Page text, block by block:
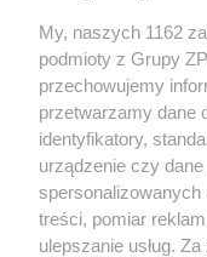
Żaden utwór
rozpowszechniany lub
tym także elektroniczny
eksploatacji w
bez pisemnej zgody
wykorzystanie utworów w
bez właściwej zgody, jest
prawnie.
My, naszych 1162
podmioty z Grupy
przechowujemy
przetwarzamy dane
identyfikatory,
urządzenie czy
treści, pomiar
ulepszanie usług.